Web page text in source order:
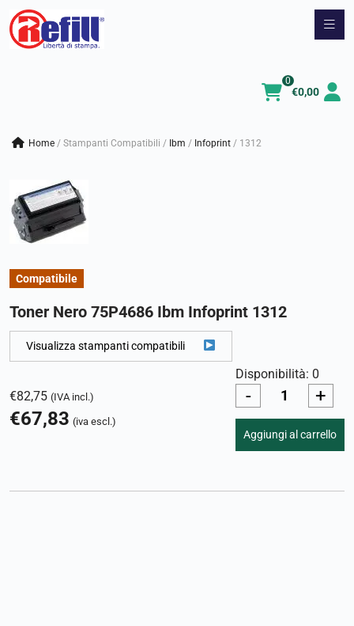
Vai
€0,00
0
Home / Stampanti Compatibili / ibm / infoprint / 1312
Compatibile
Toner Nero 75P4686 Ibm Infoprint 1312
Visualizza stampanti compatibili
€82,75 (IVA incl.)
€67,83 (iva escl.)
Disponibilità: 0
- +
Aggiungi al carrello